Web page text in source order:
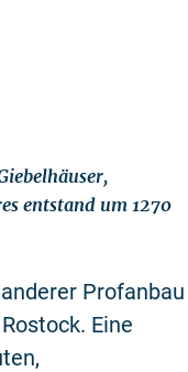
entstand um 1270
Profanbau
Eine